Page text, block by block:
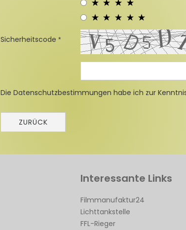
Sicherheitscode
DieDatenschutzbestimmungen habe ich zur
ZURÜCK
Interessante Links
Filmmanufaktur24
Lichttankstelle
FFL-Rieger